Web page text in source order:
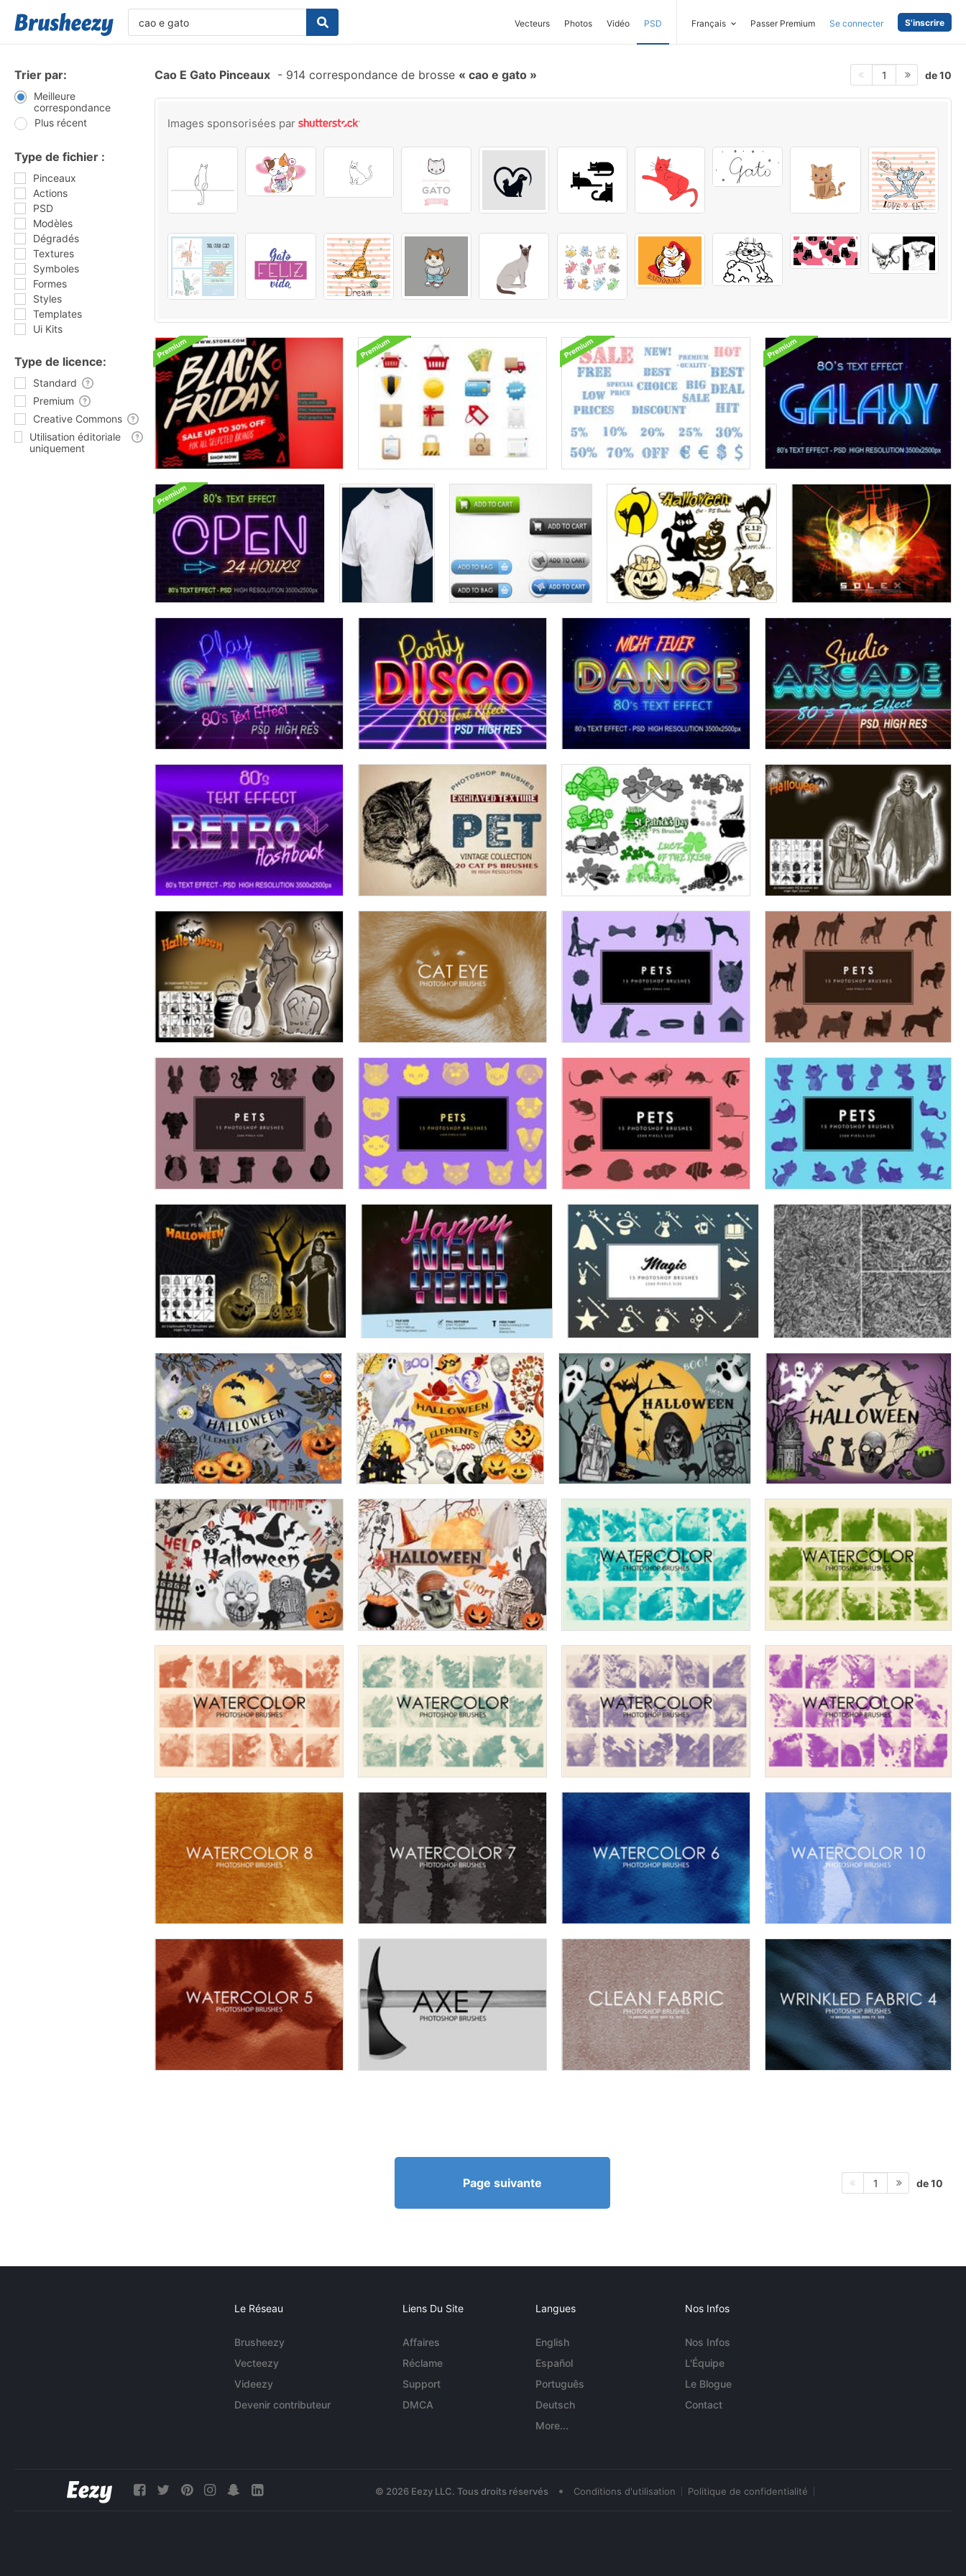
Vecteurs Photos Vidéo PSD Français Passer Premium Se connecter S'inscrire
Trier par:
Meilleure
correspondance
Plus récent
Type de fichier :
Pinceaux
Actions
PSD
Modèles
Dégradés
Textures
Symboles
Formes
Styles
Templates
Ui Kits
Type de licence:
Standard
Premium
Creative Commons
Utilisation éditoriale
uniquement
Cao E Gato Pinceaux - 914 correspondance de brosse cao e gato 1 de 10
Images sponsorisées par
Page suivante 1 de 10
Le Réseau
Brusheezy
Vecteezy
Videezy
Devenir contributeur
Liens Du Site
Affaires
Réclame
Support
DMCA
Langues
English
Español
Português
Deutsch
More...
Nos Infos
Nos Infos
L'Équipe
Le Blogue
Contact
© 2026 Eezy LLC. Tous droits réservés • Conditions d'utilisation Politique de confidentialité